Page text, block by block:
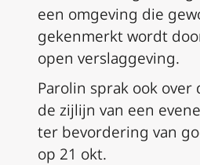
een omgeving die
gekenmerkt wordt
open verslaggeving.
Parolin sprak ook over
de zijlijn van een
ter bevordering van
op 21 okt.